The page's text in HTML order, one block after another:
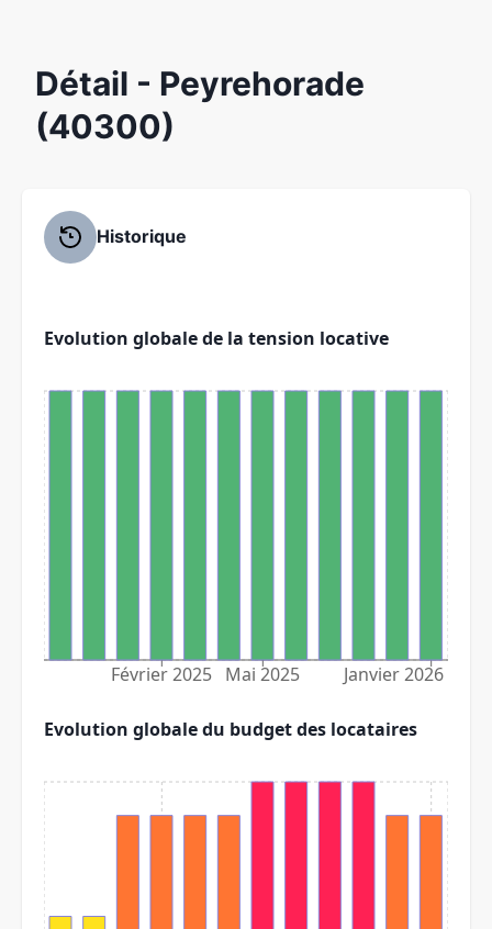
Détail - Peyrehorade
(40300)
Historique
Evolution globale de la tension locative
Février 2025 Mai 2025 Janvier 2026
Evolution globale du budget des locataires